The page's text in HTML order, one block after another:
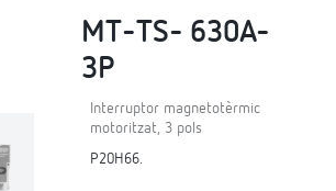
MT-TS- 630A-
3P
Interruptor magnetotèrmic
motoritzat, 3 pols
P20H66.